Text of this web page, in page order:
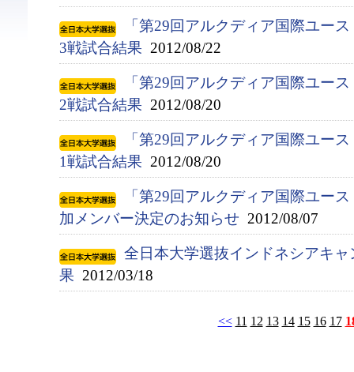
「第29回アルクディア国際ユー
3戦試合結果 2012/08/22
「第29回アルクディア国際ユー
2戦試合結果 2012/08/20
「第29回アルクディア国際ユー
1戦試合結果 2012/08/20
「第29回アルクディア国際ユー
加メンバー決定のお知らせ 2012/08/07
全日本大学選抜インドネシアキ
果 2012/03/18
<< 11 12 13 14 15 16 17